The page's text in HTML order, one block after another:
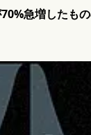
急増したも